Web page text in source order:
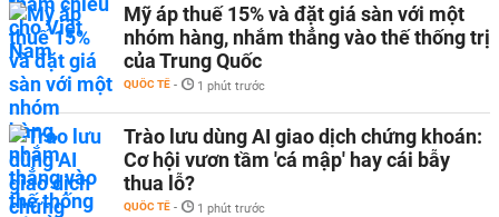
Mỹ áp thuế 15% và đặt giá sàn với một
nhóm hàng, nhắm thẳng vào thế thống trị
của Trung Quốc
QUỐC TẾ - 1 phút trước
Trào lưu dùng AI giao dịch chứng khoán:
Cơ hội vươn tầm 'cá mập' hay cái bẫy
thua lỗ?
QUỐC TẾ - 1 phút trước